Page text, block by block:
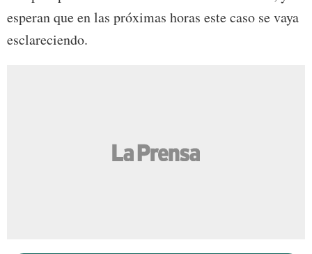
esperan que en las próximas horas este caso se vaya
esclareciendo.